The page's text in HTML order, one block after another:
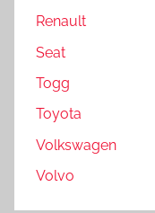
Renault
Seat
Togg
Toyota
Volkswagen
Volvo